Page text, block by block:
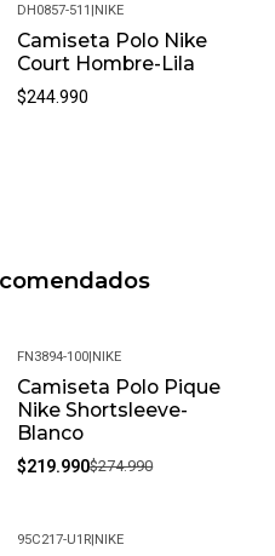
DH0857-511 |NIKE
Camiseta Polo Nike
Court Hombre-Lila
$244.990
-20%
FN3894-100|NIKE
Camiseta Polo Pique
Nike Shortsleeve-
Blanco
$219.990$274.990
95C217-U1R|NIKE